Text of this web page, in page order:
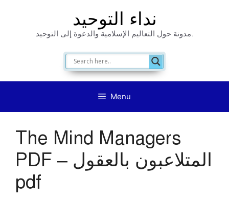
نداء التوحيد
مدونة حول التعاليم الإسلامية والدعوة إلى التوحيد.
Menu
The Mind Managers
PDF – المتلاعبون بالعقول
pdf